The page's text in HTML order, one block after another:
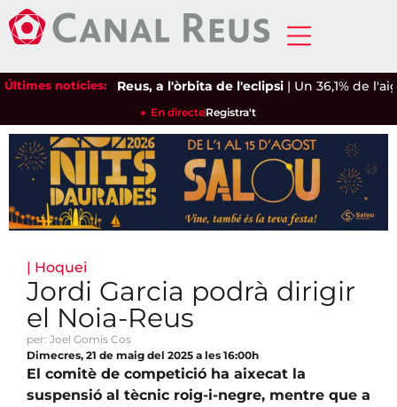
Últimes notícies:Reus, a l'òrbita de l'eclipsi|Un 36,1% de
En directeRegistra't
| Hoquei
Jordi Garcia podrà dirigir
el Noia-Reus
per: Joel Gomis Cos
Dimecres, 21 de maig del 2025 a les 16:00h
El comitè de competició ha aixecat la
suspensió al tècnic roig-i-negre, mentre que a